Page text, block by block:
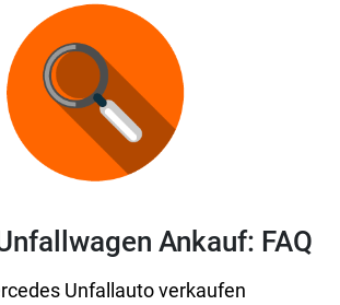
Ankauf: FAQ
Unfallauto verkaufen